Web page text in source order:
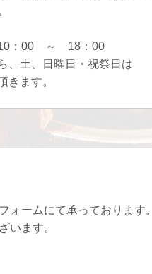
：00 ～ 18：00
、土、日曜日・祝祭日は
きます。
ォームにて承っております。
います。